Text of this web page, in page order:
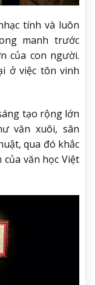
tính và luôn
manh trước
của con người.
ở việc tôn vinh
tạo rộng lớn
văn xuôi, sân
qua đó khắc
văn học Việt